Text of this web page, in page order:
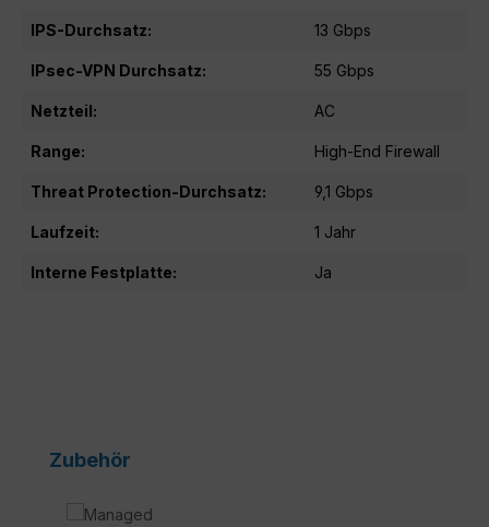
IPS-Durchsatz: 13 Gbps
IPsec-VPN Durchsatz: 55 Gbps
Netzteil: AC
Range: High-End Firewall
Threat Protection-Durchsatz: 9,1 Gbps
Laufzeit: 1 Jahr
Interne Festplatte: Ja
Produktgalerie überspringen
Zubehör